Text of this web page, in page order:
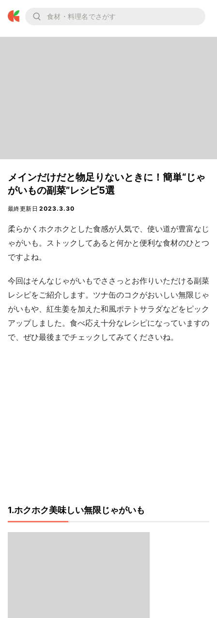
メインだけだと物足りないときに！簡単“じゃ
がいもの副菜”レシピ5選
最終更新日2023.3.30
柔らかくホクホクとした食感が人気で、使い道が豊富なじ
ゃがいも。ストックしてあると何かと便利な食材のひとつ
ですよね。
今回はそんなじゃがいもでささっとお作りいただける副菜
レシピをご紹介します。ツナ缶のコクがおいしい無限じゃ
がいもや、紅生姜を加えた和風ポテトサラダなどをピック
アップしました。食べ応え十分なレシピになっていますの
で、ぜひ最後までチェックしてみてくださいね。
1.ホクホク美味しい無限じゃがいも